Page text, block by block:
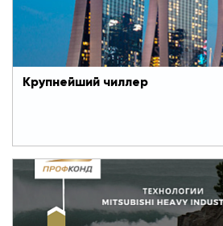
Крупнейший чиллер
Инновационные технологии
жизнь